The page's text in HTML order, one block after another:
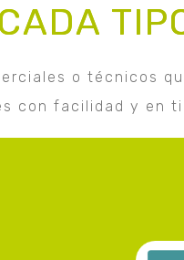
o técnicos
con facilidad y en